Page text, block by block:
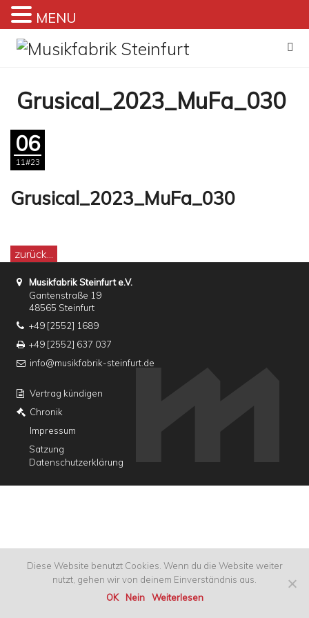
Zum
Inhalt
Grusical_2023_MuFa_030
06
11#23
Grusical_2023_MuFa_030
zurück...
Musikfabrik Steinfurt e.V.
Gantenstraße 19
48565 Steinfurt
+49 [2552] 1689
+49 [2552] 637 037
info@musikfabrik-steinfurt.de
Vertrag kündigen
Chronik
Impressum
Satzung
Datenschutzerklärung
MENU
Diese Website benutzt Cookies. Wenn du die Website weiter
nutzt, gehen wir von deinem Einverständnis aus.
OK
Nein Weiterlesen